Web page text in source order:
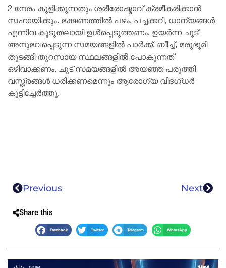
2 നേരം കുളിക്കുന്നതും ശരീരോഷ്മാവ് ക്രമീകരിക്കാൻ
സഹായിക്കും. ഭക്ഷണത്തിൽ പഴം, പച്ചക്കറി, ധാന്യങ്ങൾ
എന്നിവ കൂടുതലായി ഉൾപ്പെടുത്തണം. ഉയർന്ന ചൂട്
അനുഭവപ്പെടുന്ന സമയങ്ങളിൽ പാർക്ക്, ബീച്ച്, മരുഭൂമി
തുടങ്ങി തുറസായ സ്ഥലങ്ങളിൽ പോകുന്നത്
ഒഴിവാക്കണം. ചൂട് സമയങ്ങളിൽ അയഞ്ഞ പരുത്തി
വസ്ത്രങ്ങൾ ധരിക്കണമെന്നും ആരോഗ്യ വിദഗ്ധർ
കൂട്ടിച്ചേർത്തു.
Previous Next
Share this
Facebook Twitter Telegram WhatsApp